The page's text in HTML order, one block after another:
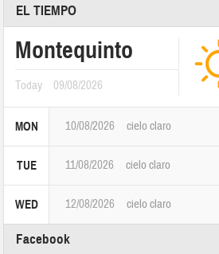
EL TIEMPO
Montequinto
Today 09/08/2026
MON 10/08/2026 cielo claro
TUE 11/08/2026 cielo claro
WED 12/08/2026 cielo claro
Facebook